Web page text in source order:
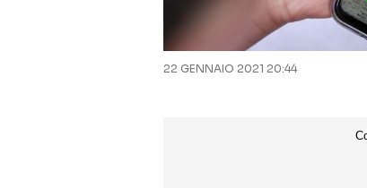
22 GENNAIO 2021 20:44